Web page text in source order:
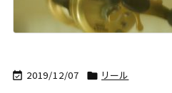
 2019/12/07  リール